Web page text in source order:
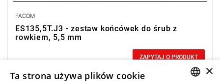
FACOM
ES135,5T.J3 - zestaw końcówek do śrub z
rowkiem, 5,5 mm
0,00 zł ZAPYTAJ O PRODUKT
×
Ta strona używa plików cookie